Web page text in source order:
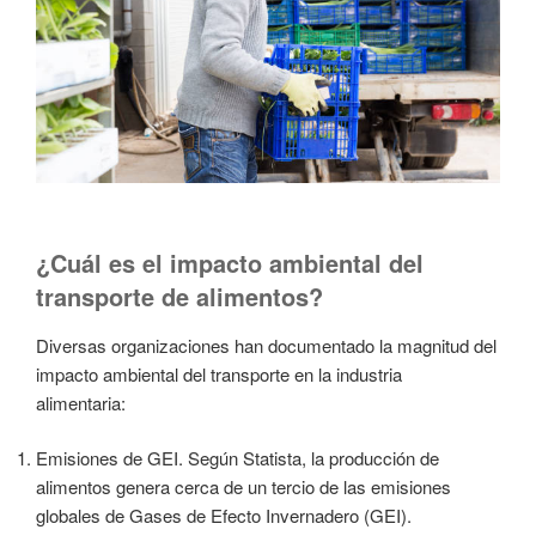
¿Cuál es el impacto ambiental del
transporte de alimentos?
Diversas organizaciones han documentado la magnitud del
impacto ambiental del transporte en la industria
alimentaria:
Emisiones de GEI. Según Statista, la producción de
alimentos genera cerca de un tercio de las emisiones
globales de Gases de Efecto Invernadero (GEI).